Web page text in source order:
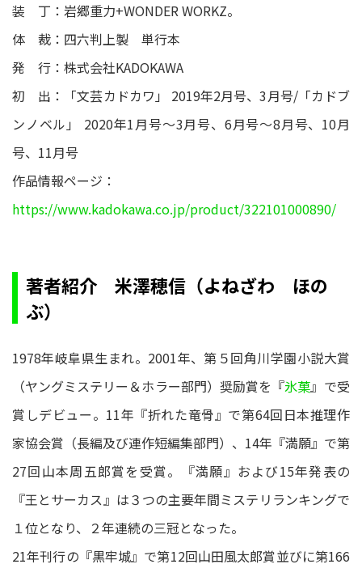
装 丁：岩郷重力+WONDER WORKZ。
体 裁：四六判上製 単行本
発 行：株式会社KADOKAWA
初 出：「文芸カドカワ」 2019年2月号、3月号/「カドブ
ンノベル」 2020年1月号～3月号、6月号～8月号、10月
号、11月号
作品情報ページ：
https://www.kadokawa.co.jp/product/322101000890/
著者紹介 米澤穂信（よねざわ ほの
ぶ）
1978年岐阜県生まれ。2001年、第５回角川学園小説大賞
（ヤングミステリー＆ホラー部門）奨励賞を『氷菓』で受
賞しデビュー。11年『折れた竜骨』で第64回日本推理作
家協会賞（長編及び連作短編集部門）、14年『満願』で第
27回山本周五郎賞を受賞。『満願』および15年発表の
『王とサーカス』は３つの主要年間ミステリランキングで
１位となり、２年連続の三冠となった。
21年刊行の『黒牢城』で第12回山田風太郎賞並びに第166